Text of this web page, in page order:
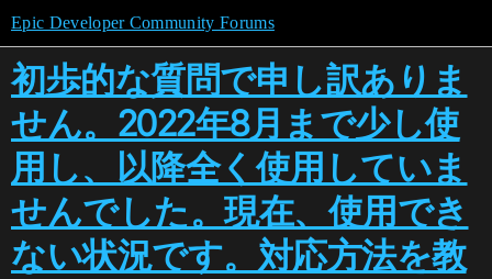
Epic Developer Community Forums
初歩的な質問で申し訳ありま
せん。2022年8月まで少し使
用し、以降全く使用していま
せんでした。現在、使用でき
ない状況です。対応方法を教